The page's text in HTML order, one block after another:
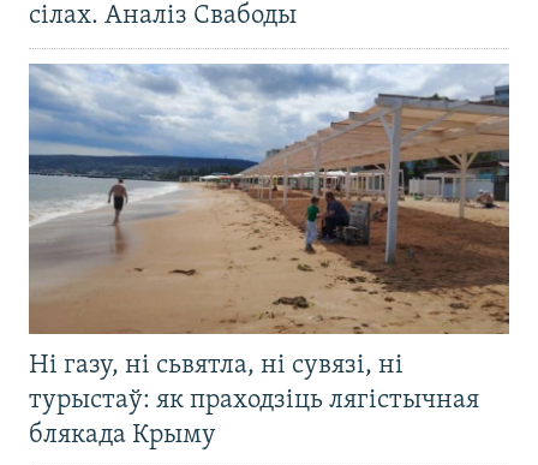
сілах. Аналіз Свабоды
Ні газу, ні сьвятла, ні сувязі, ні
турыстаў: як праходзіць лягістычная
блякада Крыму